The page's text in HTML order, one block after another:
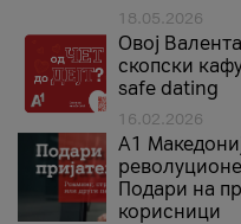
18.05.2026
Овој
скопски
safe dating
16.02.2026
А1
Подари на
корисници